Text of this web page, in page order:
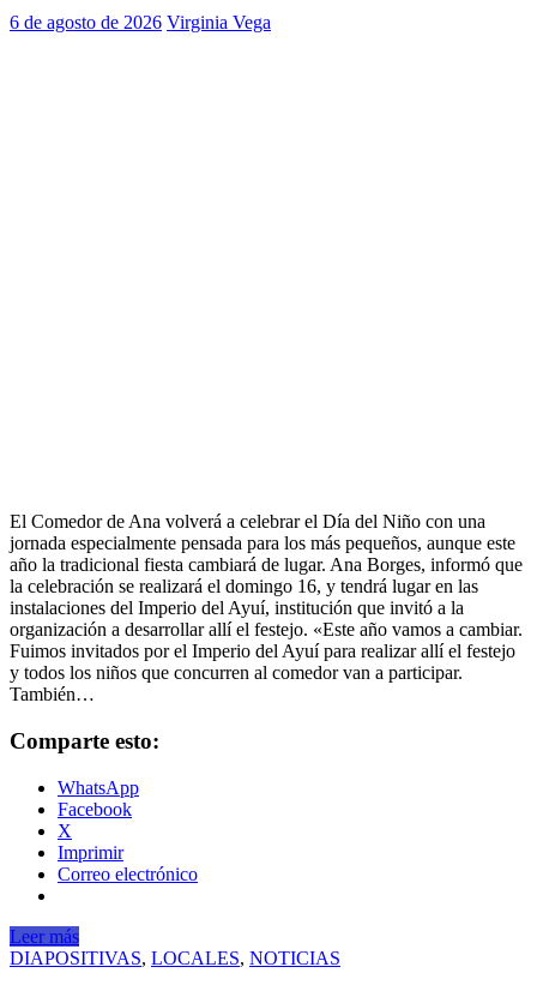
6 de agosto de 2026 Virginia Vega
El Comedor de Ana volverá a celebrar el Día del Niño con una
jornada especialmente pensada para los más pequeños, aunque este
año la tradicional fiesta cambiará de lugar. Ana Borges, informó que
la celebración se realizará el domingo 16, y tendrá lugar en las
instalaciones del Imperio del Ayuí, institución que invitó a la
organización a desarrollar allí el festejo. «Este año vamos a cambiar.
Fuimos invitados por el Imperio del Ayuí para realizar allí el festejo
y todos los niños que concurren al comedor van a participar.
También…
Comparte esto:
WhatsApp
Facebook
X
Imprimir
Correo electrónico
Leer más
DIAPOSITIVAS, LOCALES, NOTICIAS